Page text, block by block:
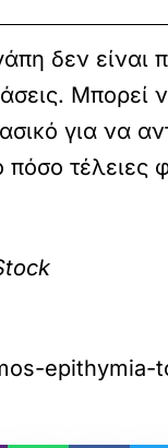
δεν
για να
πόσο